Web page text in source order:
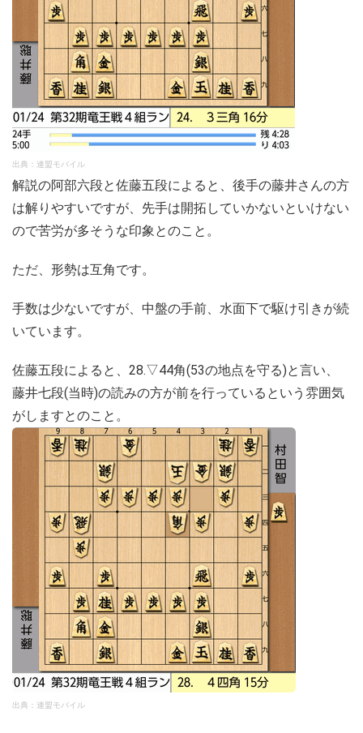
出典：連盟モバイル
解説の阿部六段と佐藤五段によると、後手の藤井さんの方
は解りやすいですが、先手は開拓していかないといけない
ので苦労が多そうな印象とのこと。
ただ、形勢は互角です。
手数は少ないですが、中盤の手前、水面下で駆け引きが続
いています。
佐藤五段によると、28.▽44角(53の地点を守る)と言い、
藤井七段(当時)の読みの方が前を行っているという雰囲気
がしますとのこと。
出典：連盟モバイル